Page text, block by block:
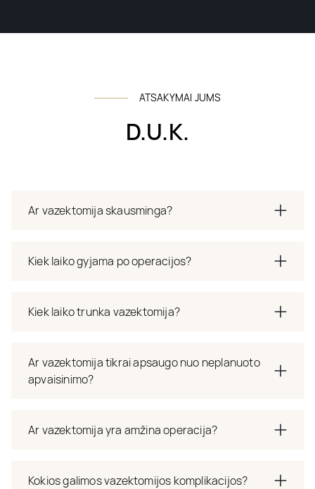
ATSAKYMAI JUMS
D.U.K.
Ar vazektomija skausminga?
Kiek laiko gyjama po operacijos?
Kiek laiko trunka vazektomija?
Ar vazektomija tikrai apsaugo nuo neplanuoto
apvaisinimo?
Ar vazektomija yra amžina operacija?
Kokios galimos vazektomijos komplikacijos?